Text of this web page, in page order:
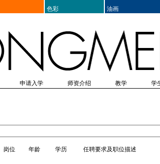
色彩 油画
申请入学
师资介绍
教学
学
岗位 年龄 学历 任聘要求及职位描述